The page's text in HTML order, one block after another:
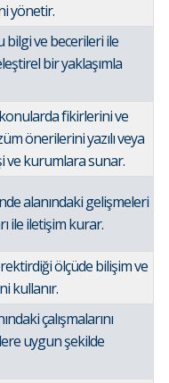
yönetir.
bilgi ve becerileri ile
bir yaklaşımla
fikirlerini ve
önerilerini yazılı veya
ve kurumlara sunar.
alanındaki gelişmeleri
ile iletişim kurar.
ölçüde bilişim ve
kullanır.
çalışmalarını
uygun şekilde